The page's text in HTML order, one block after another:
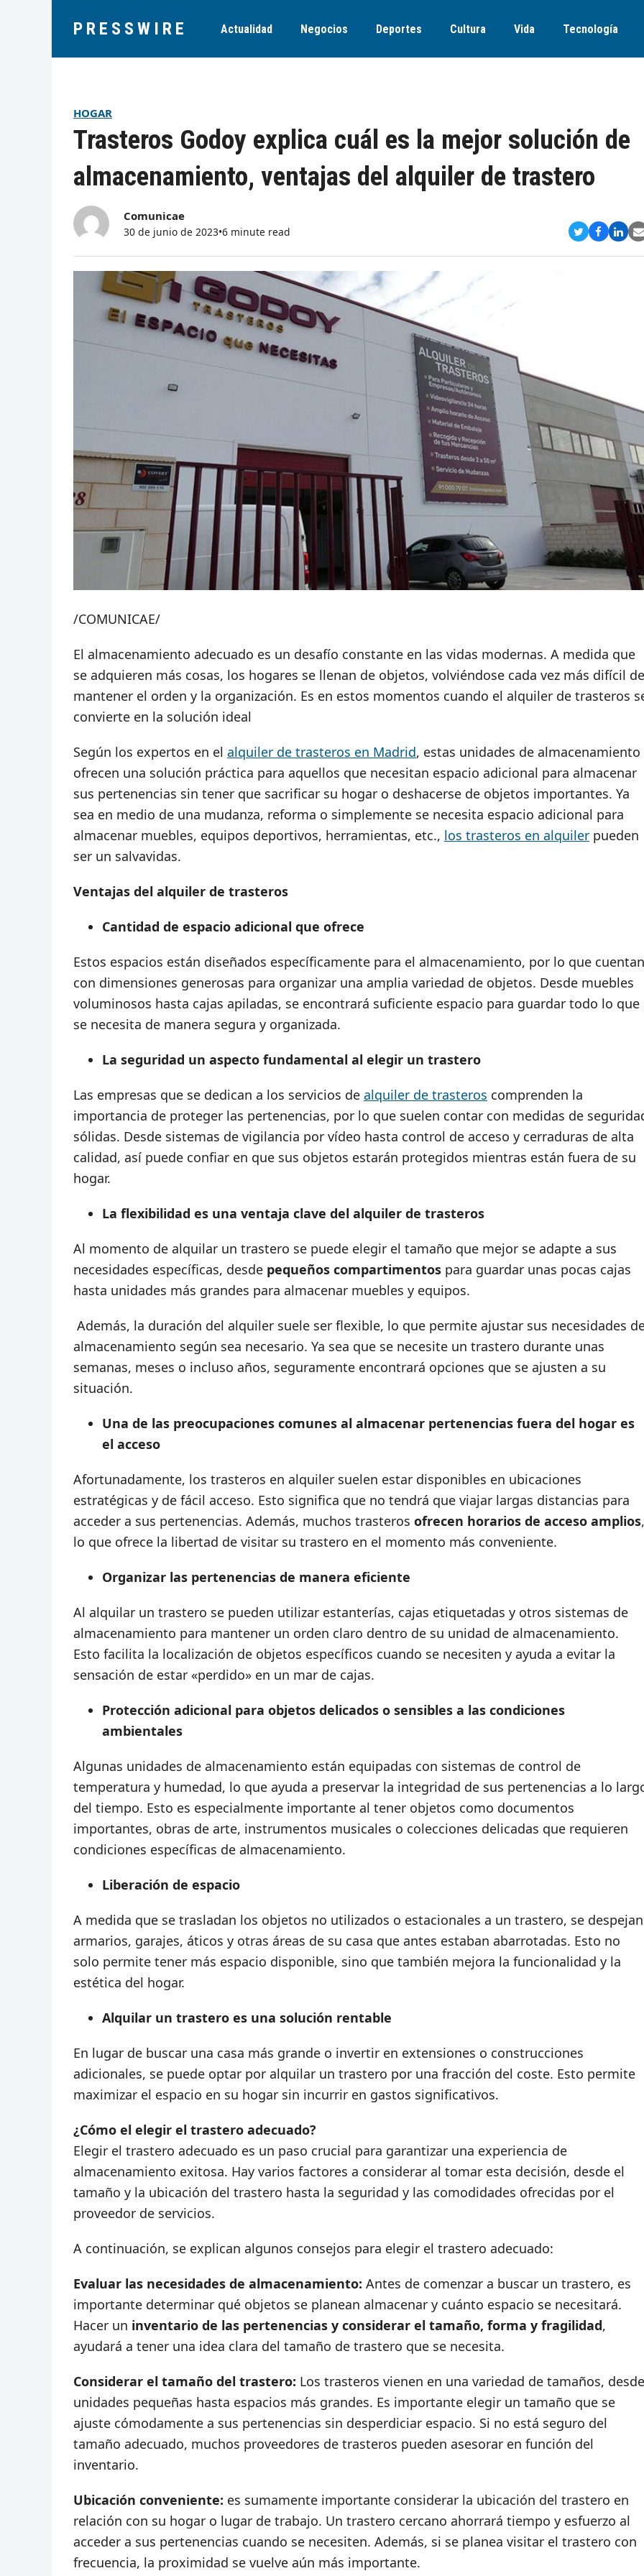
PRESSWIRE Actualidad Negocios Deportes Cultura Vida Tecnología
HOGAR
Trasteros Godoy explica cuál es la mejor solución de
almacenamiento, ventajas del alquiler de trastero
Comunicae
30 de junio de 2023•6 minute read Compartir
Twitter
/COMUNICAE/
El almacenamiento adecuado es un desafío constante en las vidas modernas. A medida que
se adquieren más cosas, los hogares se llenan de objetos, volviéndose cada vez más difícil de
mantener el orden y la organización. Es en estos momentos cuando el alquiler de trasteros
convierte en la solución ideal
Según los expertos en el alquiler de trasteros en Madrid, estas unidades de almacenamiento
ofrecen una solución práctica para aquellos que necesitan espacio adicional para almacenar
sus pertenencias sin tener que sacrificar su hogar o deshacerse de objetos importantes. Ya
sea en medio de una mudanza, reforma o simplemente se necesita espacio adicional para
almacenar muebles, equipos deportivos, herramientas, etc., los trasteros en alquiler pueden
ser un salvavidas.
Ventajas del alquiler de trasteros
Cantidad de espacio adicional que ofrece
Estos espacios están diseñados específicamente para el almacenamiento, por lo que cuentan
con dimensiones generosas para organizar una amplia variedad de objetos. Desde muebles
voluminosos hasta cajas apiladas, se encontrará suficiente espacio para guardar todo lo que
se necesita de manera segura y organizada.
La seguridad un aspecto fundamental al elegir un trastero
Las empresas que se dedican a los servicios de alquiler de trasteros comprenden la
importancia de proteger las pertenencias, por lo que suelen contar con medidas de
sólidas. Desde sistemas de vigilancia por vídeo hasta control de acceso y cerraduras de alta
calidad, así puede confiar en que sus objetos estarán protegidos mientras están fuera de su
hogar.
La flexibilidad es una ventaja clave del alquiler de trasteros
Al momento de alquilar un trastero se puede elegir el tamaño que mejor se adapte a sus
necesidades específicas, desde pequeños compartimentos para guardar unas pocas cajas
hasta unidades más grandes para almacenar muebles y equipos.
Además, la duración del alquiler suele ser flexible, lo que permite ajustar sus necesidades
almacenamiento según sea necesario. Ya sea que se necesite un trastero durante unas
semanas, meses o incluso años, seguramente encontrará opciones que se ajusten a su
situación.
Una de las preocupaciones comunes al almacenar pertenencias fuera del hogar es
el acceso
Afortunadamente, los trasteros en alquiler suelen estar disponibles en ubicaciones
estratégicas y de fácil acceso. Esto significa que no tendrá que viajar largas distancias para
acceder a sus pertenencias. Además, muchos trasteros ofrecen horarios de acceso amplios,
lo que ofrece la libertad de visitar su trastero en el momento más conveniente.
Organizar las pertenencias de manera eficiente
Al alquilar un trastero se pueden utilizar estanterías, cajas etiquetadas y otros sistemas de
almacenamiento para mantener un orden claro dentro de su unidad de almacenamiento.
Esto facilita la localización de objetos específicos cuando se necesiten y ayuda a evitar la
sensación de estar «perdido» en un mar de cajas.
Protección adicional para objetos delicados o sensibles a las condiciones
ambientales
Algunas unidades de almacenamiento están equipadas con sistemas de control de
temperatura y humedad, lo que ayuda a preservar la integridad de sus pertenencias a lo
del tiempo. Esto es especialmente importante al tener objetos como documentos
importantes, obras de arte, instrumentos musicales o colecciones delicadas que requieren
condiciones específicas de almacenamiento.
Liberación de espacio
A medida que se trasladan los objetos no utilizados o estacionales a un trastero, se despejan
armarios, garajes, áticos y otras áreas de su casa que antes estaban abarrotadas. Esto no
solo permite tener más espacio disponible, sino que también mejora la funcionalidad y la
estética del hogar.
Alquilar un trastero es una solución rentable
En lugar de buscar una casa más grande o invertir en extensiones o construcciones
adicionales, se puede optar por alquilar un trastero por una fracción del coste. Esto permite
maximizar el espacio en su hogar sin incurrir en gastos significativos.
¿Cómo el elegir el trastero adecuado?
Elegir el trastero adecuado es un paso crucial para garantizar una experiencia de
almacenamiento exitosa. Hay varios factores a considerar al tomar esta decisión, desde el
tamaño y la ubicación del trastero hasta la seguridad y las comodidades ofrecidas por el
proveedor de servicios.
A continuación, se explican algunos consejos para elegir el trastero adecuado:
Evaluar las necesidades de almacenamiento: Antes de comenzar a buscar un trastero, es
importante determinar qué objetos se planean almacenar y cuánto espacio se necesitará.
Hacer un inventario de las pertenencias y considerar el tamaño, forma y fragilidad,
ayudará a tener una idea clara del tamaño de trastero que se necesita.
Considerar el tamaño del trastero: Los trasteros vienen en una variedad de tamaños, desde
unidades pequeñas hasta espacios más grandes. Es importante elegir un tamaño que se
ajuste cómodamente a sus pertenencias sin desperdiciar espacio. Si no está seguro del
tamaño adecuado, muchos proveedores de trasteros pueden asesorar en función del
inventario.
Ubicación conveniente: es sumamente importante considerar la ubicación del trastero en
relación con su hogar o lugar de trabajo. Un trastero cercano ahorrará tiempo y esfuerzo al
acceder a sus pertenencias cuando se necesiten. Además, si se planea visitar el trastero con
frecuencia, la proximidad se vuelve aún más importante.